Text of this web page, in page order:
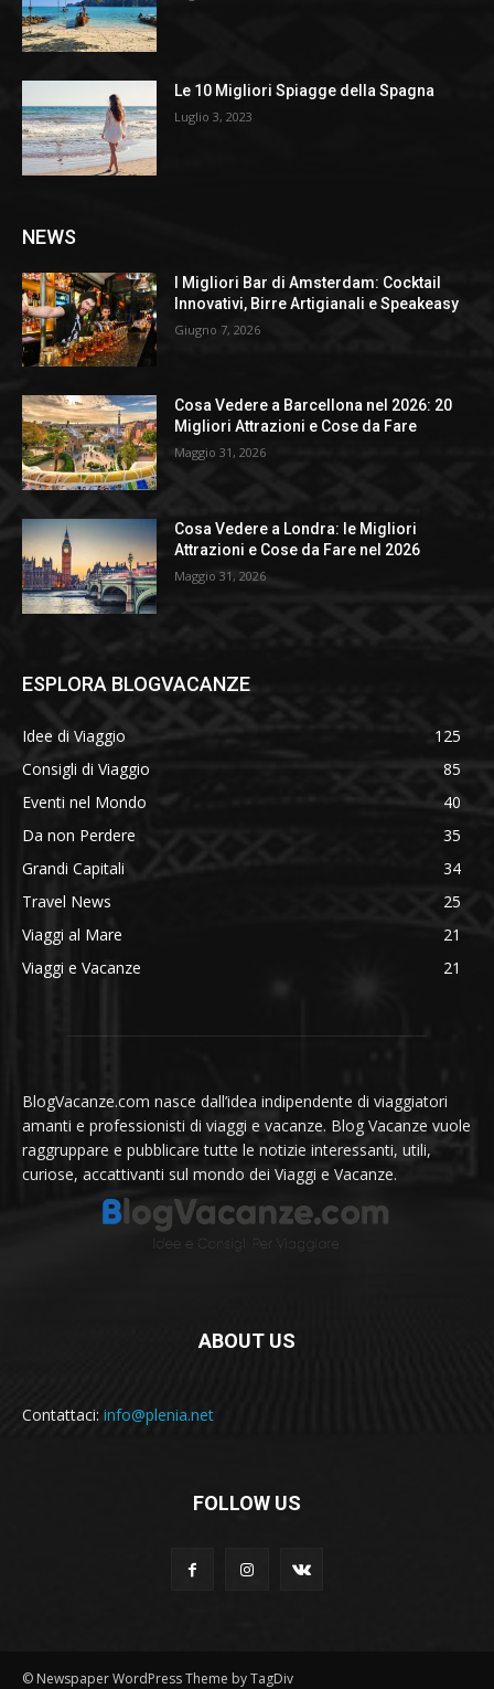
Le 10 Migliori Spiagge della Spagna
Luglio 3, 2023
NEWS
I Migliori Bar di Amsterdam: Cocktail
Innovativi, Birre Artigianali e Speakeasy
Giugno 7, 2026
Cosa Vedere a Barcellona nel 2026: 20
Migliori Attrazioni e Cose da Fare
Maggio 31, 2026
Cosa Vedere a Londra: le Migliori
Attrazioni e Cose da Fare nel 2026
Maggio 31, 2026
ESPLORA BLOGVACANZE
Idee di Viaggio
125
Consigli di Viaggio
85
Eventi nel Mondo
40
Da non Perdere
35
Grandi Capitali
34
Travel News
25
Viaggi al Mare
21
Viaggi e Vacanze
21
BlogVacanze.com nasce dall’idea indipendente di viaggiatori
amanti e professionisti di viaggi e vacanze. Blog Vacanze vuole
raggruppare e pubblicare tutte le notizie interessanti, utili,
curiose, accattivanti sul mondo dei Viaggi e Vacanze.
ABOUT US
Contattaci: info@plenia.net
FOLLOW US
© Newspaper WordPress Theme by TagDiv